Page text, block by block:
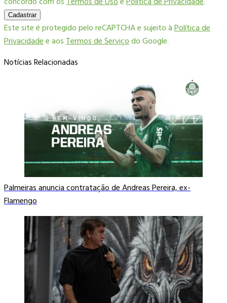
Cadastrar
Este site é protegido pelo reCAPTCHA e sujeito àPolítica de
Privacidadee aosTermos de Serviçodo Google.
Notícias Relacionadas
Palmeiras anuncia contratação de Andreas Pereira, ex-
Flamengo